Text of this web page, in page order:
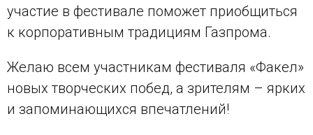
участие в фестивале поможет приобщиться
к корпоративным традициям Газпрома.
Желаю всем участникам фестиваля «Факел»
новых творческих побед, а зрителям – ярких
и запоминающихся впечатлений!